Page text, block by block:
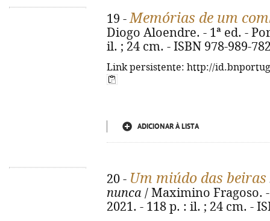
19 -Memórias de um
Diogo Aloendre. - 1ª ed. -
il. ; 24 cm. - ISBN 978-989-
Link persistente: http://
ADICIONAR À LISTA
20 - Um miúdo das beiras
nunca / Maximino Fragoso.
2021. - 118 p. : il. ; 24 cm. -